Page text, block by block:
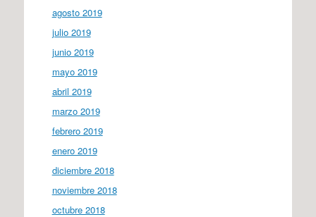
agosto 2019
julio 2019
junio 2019
mayo 2019
abril 2019
marzo 2019
febrero 2019
enero 2019
diciembre 2018
noviembre 2018
octubre 2018